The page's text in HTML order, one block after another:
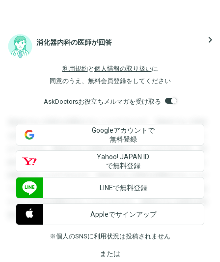
消化器内科の医師が回答 navigate_next
利用規約 と 個人情報の取り扱いに
同意のうえ、無料会員登録をしてください
AskDoctorsお役立ちメルマガを受け取る
登録すると回答を閲覧することができます。登録すると回答
を閲覧することができます。登録すると回答を閲覧すること
ができます。登録すると回答を閲覧することができます。登
録すると回答を閲覧することができます。登録すると回答を
閲覧することができます。登録すると回答を閲覧することが
できます。登録すると回答を閲覧することができます。登録
すると回答を閲覧することができます。登録すると回答を閲
覧することができます。
Googleアカウントで
無料登録
Yahoo! JAPAN ID
で無料登録
LINEで無料登録
Appleでサインアップ
※個人のSNSに利用状況は投稿されません
または